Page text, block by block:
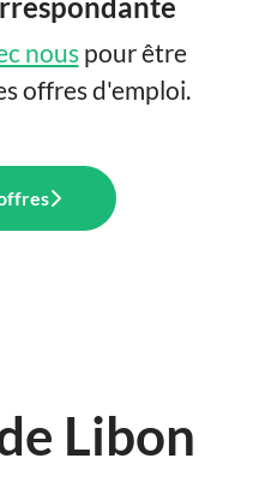
nouspour être
offres d'emploi.
Libon